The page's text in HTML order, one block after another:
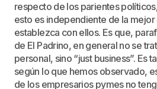
respecto de los parientes
esto es independiente de la
establezca con ellos. Es que,
de El Padrino, en general no se
personal, sino “just business”. Es
según lo que hemos observado,
de los empresarios pymes no